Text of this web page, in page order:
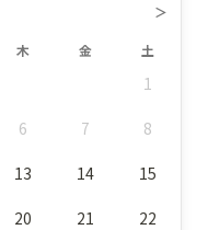
＞
木 金 土
1
6 7 8
13 14 15
20 21 22